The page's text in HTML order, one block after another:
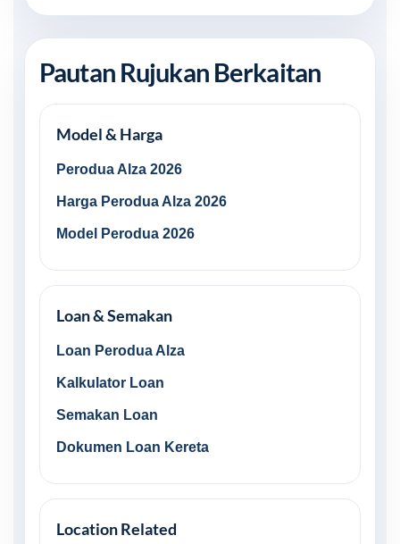
Pautan Rujukan Berkaitan
Model & Harga
Perodua Alza 2026
Harga Perodua Alza 2026
Model Perodua 2026
Loan & Semakan
Loan Perodua Alza
Kalkulator Loan
Semakan Loan
Dokumen Loan Kereta
Location Related